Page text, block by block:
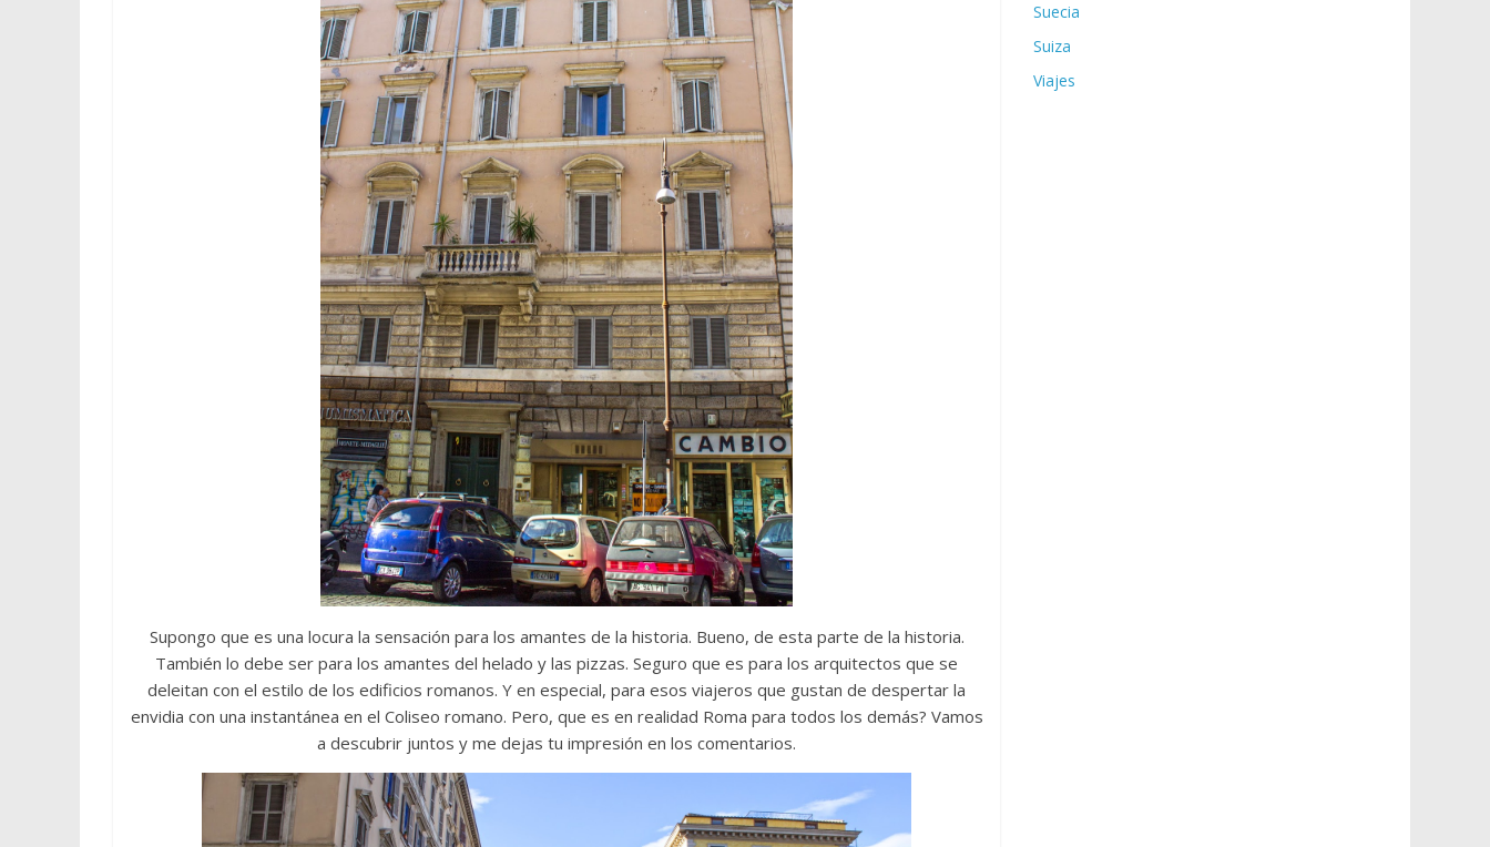
Supongo que es una locura la sensación para los amantes de la historia. Bueno, de esta parte de la historia.
También lo debe ser para los amantes del helado y las pizzas. Seguro que es para los arquitectos que se
deleitan con el estilo de los edificios romanos. Y en especial, para esos viajeros que gustan de despertar la
envidia con una instantánea en el Coliseo romano. Pero, que es en realidad Roma para todos los demás? Vamos
a descubrir juntos y me dejas tu impresión en los comentarios.
Suecia
Suiza
Viajes